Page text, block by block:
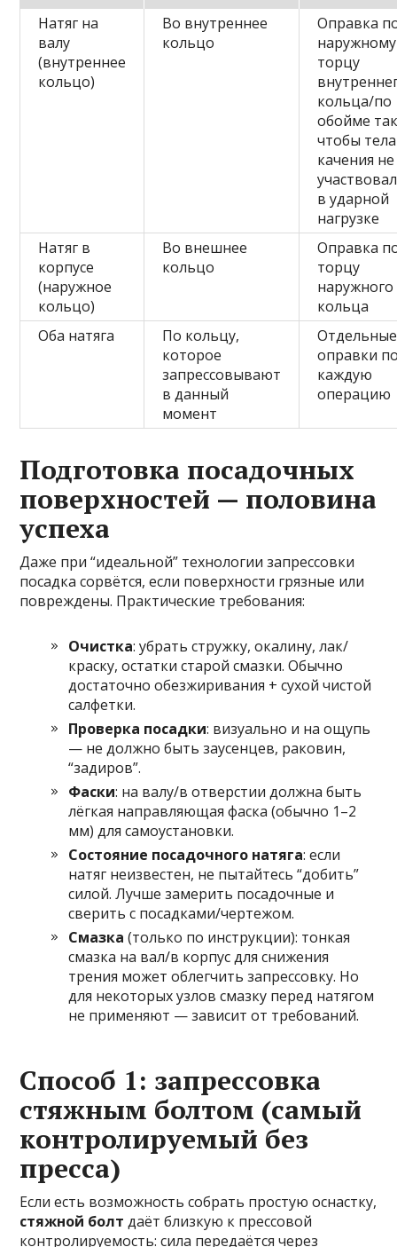
Натяг на
валу
(внутреннее
кольцо)
Во внутреннее
кольцо
Оправка
наружному
торцу
кольца/по
обойме
чтобы тела
качения не
в ударной
нагрузке
Натяг в
корпусе
(наружное
кольцо)
Во внешнее
кольцо
Оправка
торцу
наружного
кольца
Оба натяга
По кольцу,
которое
запрессовывают
в данный
момент
Отдельные
оправки
каждую
операцию
Подготовка посадочных
поверхностей — половина
успеха
Даже при “идеальной” технологии запрессовки
посадка сорвётся, если поверхности грязные или
повреждены. Практические требования:
Очистка: убрать стружку, окалину, лак/
краску, остатки старой смазки. Обычно
достаточно обезжиривания + сухой чистой
салфетки.
Проверка посадки: визуально и на ощупь
— не должно быть заусенцев, раковин,
“задиров”.
Фаски: на валу/в отверстии должна быть
лёгкая направляющая фаска (обычно 1–2
мм) для самоустановки.
Состояние посадочного натяга: если
натяг неизвестен, не пытайтесь “добить”
силой. Лучше замерить посадочные и
сверить с посадками/чертежом.
Смазка (только по инструкции): тонкая
смазка на вал/в корпус для снижения
трения может облегчить запрессовку. Но
для некоторых узлов смазку перед натягом
не применяют — зависит от требований.
Способ 1: запрессовка
стяжным болтом (самый
контролируемый без
пресса)
Если есть возможность собрать простую оснастку,
стяжной болт даёт близкую к прессовой
контролируемость: сила передаётся через